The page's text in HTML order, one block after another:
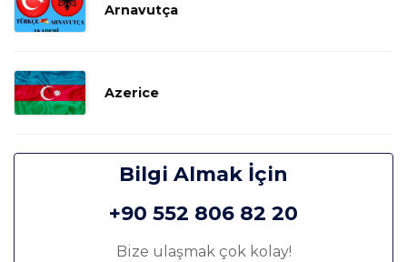
Arnavutça
Azerice
Bilgi Almak İçin
+90 552 806 82 20
Bize ulaşmak çok kolay!